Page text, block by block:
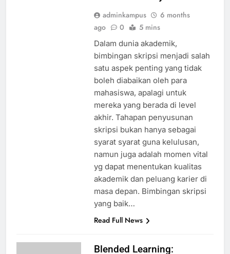
adminkampus
6 months
ago
0 5 mins
Dalam dunia akademik,
bimbingan skripsi menjadi salah
satu aspek penting yang tidak
boleh diabaikan oleh para
mahasiswa, apalagi untuk
mereka yang berada di level
akhir. Tahapan penyusunan
skripsi bukan hanya sebagai
syarat syarat guna kelulusan,
namun juga adalah momen vital
yg dapat menentukan kualitas
akademik dan peluang karier di
masa depan. Bimbingan skripsi
yang baik…
Read Full News
Blended Learning: